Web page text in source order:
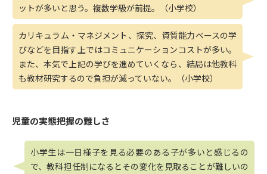
ットが多いと思う。複数学級が前提。（小学校）
カリキュラム・マネジメント、探究、資質能力ベースの学
びなどを目指す上ではコミュニケーションコストが多い。
また、本気で上記の学びを進めていくなら、結局は他教科
も教材研究するので負担が減っていない。（小学校）
児童の実態把握の難しさ
小学生は一日様子を見る必要のある子が多いと感じるの
で、教科担任制になるとその変化を見取ることが難しいの